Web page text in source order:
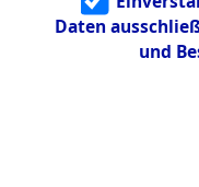
5.3.3
Daten
und